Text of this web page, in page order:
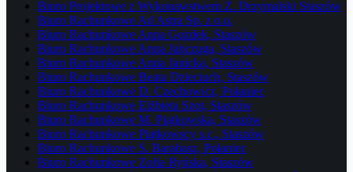
Biuro Projektowe z Wykonawstwem Z. Drzymalski Staszów
Biuro Rachunkowe Ad Astra Sp. z o.o.
Biuro Rachunkowe Anna Gozdek, Staszów
Biuro Rachunkowe Anna Jabczuga, Staszów
Biuro Rachunkowe Anna Janicka, Staszów
Biuro Rachunkowe Beata Dzieciuch, Staszów
Biuro Rachunkowe D. Czechowicz, Połaniec
Biuro Rachunkowe Elżbieta Szot, Staszów
Biuro Rachunkowe M. Piątkowska, Staszów
Biuro Rachunkowe Piątkowscy s.c., Staszów
Biuro Rachunkowe S. Barabasz, Połaniec
Biuro Rachunkowe Zofia Ryńska, Staszów